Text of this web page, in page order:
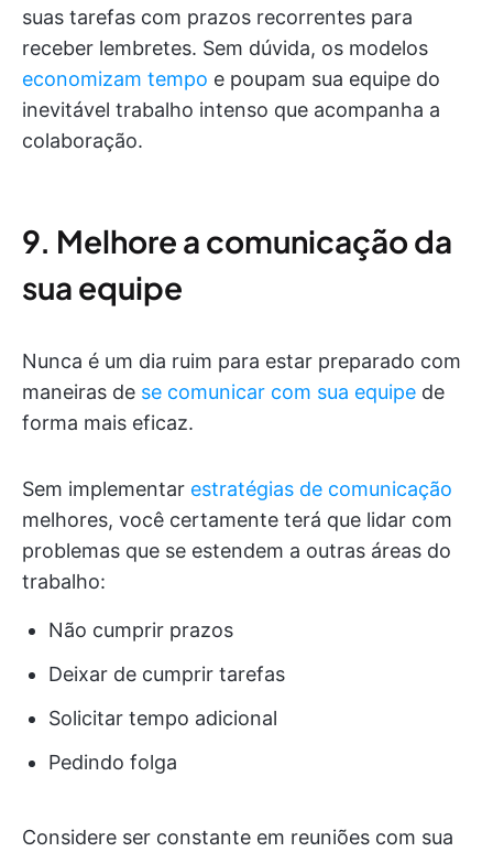
suas tarefas com prazos recorrentes para
receber lembretes. Sem dúvida, os modelos
economizam tempo e poupam sua equipe do
inevitável trabalho intenso que acompanha a
colaboração.
9. Melhore a comunicação da
sua equipe
Nunca é um dia ruim para estar preparado com
maneiras de se comunicar com sua equipe de
forma mais eficaz.
Sem implementar estratégias de comunicação
melhores, você certamente terá que lidar com
problemas que se estendem a outras áreas do
trabalho:
Não cumprir prazos
Deixar de cumprir tarefas
Solicitar tempo adicional
Pedindo folga
Considere ser constante em reuniões com sua